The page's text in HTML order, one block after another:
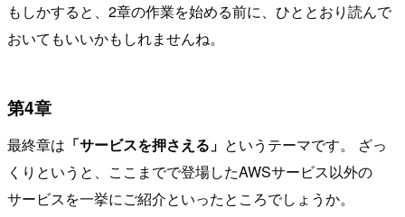
もしかすると、2章の作業を始める前に、ひととおり読んで
おいてもいいかもしれませんね。
第4章
最終章は 「サービスを押さえる」 というテーマです。 ざっ
くりというと、ここまでで登場したAWSサービス以外の
サービスを一挙にご紹介といったところでしょうか。